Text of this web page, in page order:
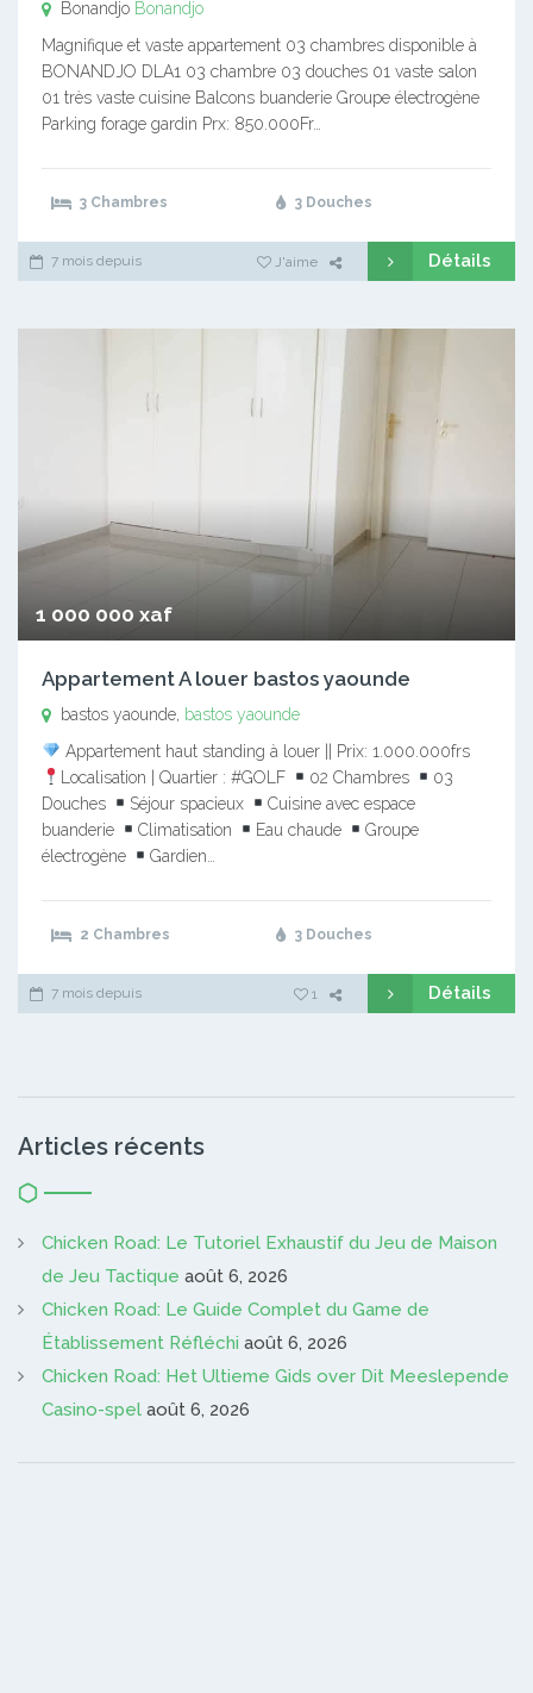
Bonandjo Bonandjo
Magnifique et vaste appartement 03 chambres disponible à
BONANDJO DLA1 03 chambre 03 douches 01 vaste salon
01 très vaste cuisine Balcons buanderie Groupe électrogène
Parking forage gardin Prx: 850.000Fr…
3 Chambres 3 Douches
7 mois depuis J'aime Détails
1 000 000 xaf
Appartement A louer bastos yaounde
bastos yaounde, bastos yaounde
Appartement haut standing à louer || Prix: 1.000.000frs
Localisation | Quartier : #GOLF
02 Chambres
03
Douches
Séjour spacieux
Cuisine avec espace
buanderie
Climatisation Eau chaude
Groupe
électrogène
Gardien…
2 Chambres 3 Douches
7 mois depuis 1 Détails
Articles récents
Chicken Road: Le Tutoriel Exhaustif du Jeu de Maison
de Jeu Tactique août 6, 2026
Chicken Road: Le Guide Complet du Game de
Établissement Réfléchi août 6, 2026
Chicken Road: Het Ultieme Gids over Dit Meeslepende
Casino-spel août 6, 2026